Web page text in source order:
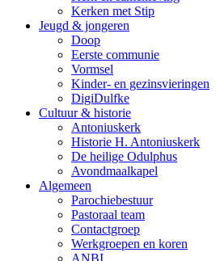
Kerken met Stip
Jeugd & jongeren
Doop
Eerste communie
Vormsel
Kinder- en gezinsvieringen
DigiDulfke
Cultuur & historie
Antoniuskerk
Historie H. Antoniuskerk
De heilige Odulphus
Avondmaalkapel
Algemeen
Parochiebestuur
Pastoraal team
Contactgroep
Werkgroepen en koren
ANBI